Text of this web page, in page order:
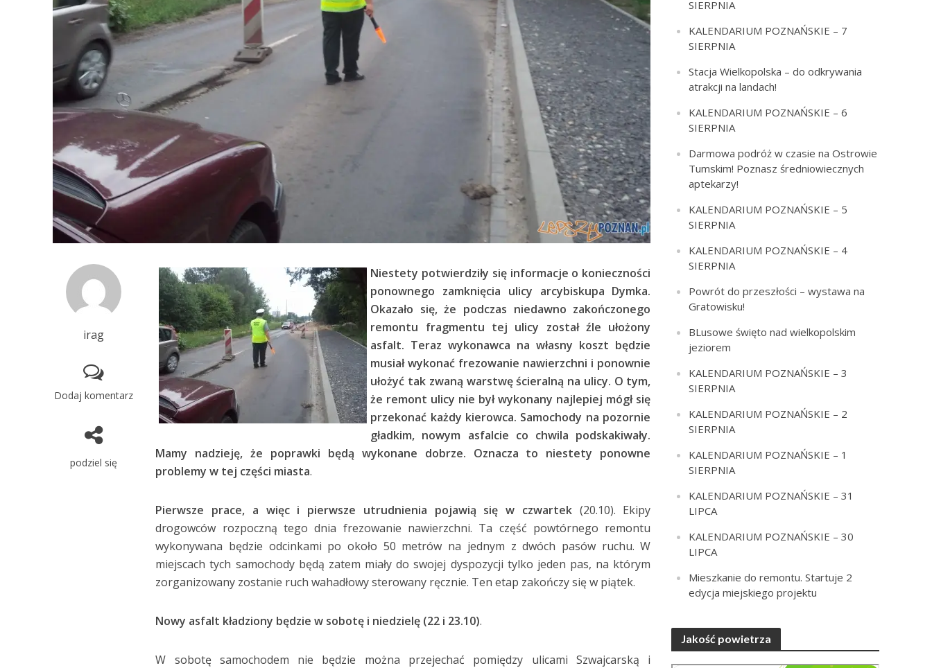
irag
Dodaj komentarz
podziel się
Niestety potwierdziły się informacje o konieczności
ponownego zamknięcia ulicy arcybiskupa Dymka.
Okazało się, że podczas niedawno zakończonego
remontu fragmentu tej ulicy został źle ułożony
asfalt. Teraz wykonawca na własny koszt będzie
musiał wykonać frezowanie nawierzchni i ponownie
ułożyć tak zwaną warstwę ścieralną na ulicy. O tym,
że remont ulicy nie był wykonany najlepiej mógł się
przekonać każdy kierowca. Samochody na pozornie
gładkim, nowym asfalcie co chwila podskakiwały.
Mamy nadzieję, że poprawki będą wykonane dobrze. Oznacza to niestety ponowne
problemy w tej części miasta.
Pierwsze prace, a więc i pierwsze utrudnienia pojawią się w czwartek(20.10). Ekipy
drogowców rozpoczną tego dnia frezowanie nawierzchni. Ta część powtórnego remontu
wykonywana będzie odcinkami po około 50 metrów na jednym z dwóch pasów ruchu. W
miejscach tych samochody będą zatem miały do swojej dyspozycji tylko jeden pas, na którym
zorganizowany zostanie ruch wahadłowy sterowany ręcznie. Ten etap zakończy się w piątek.
Nowy asfalt kładziony będzie w sobotę i niedzielę (22 i 23.10).
W sobotę samochodem nie będzie można przejechać pomiędzy ulicami Szwajcarską i
SIERPNIA
KALENDARIUM POZNAŃSKIE – 7
SIERPNIA
Stacja Wielkopolska – do odkrywania
atrakcji na landach!
KALENDARIUM POZNAŃSKIE – 6
SIERPNIA
Darmowa podróż w czasie na Ostrowie
Tumskim! Poznasz średniowiecznych
aptekarzy!
KALENDARIUM POZNAŃSKIE – 5
SIERPNIA
KALENDARIUM POZNAŃSKIE – 4
SIERPNIA
Powrót do przeszłości – wystawa na
Gratowisku!
BLusowe święto nad wielkopolskim
jeziorem
KALENDARIUM POZNAŃSKIE – 3
SIERPNIA
KALENDARIUM POZNAŃSKIE – 2
SIERPNIA
KALENDARIUM POZNAŃSKIE – 1
SIERPNIA
KALENDARIUM POZNAŃSKIE – 31
LIPCA
KALENDARIUM POZNAŃSKIE – 30
LIPCA
Mieszkanie do remontu. Startuje 2
edycja miejskiego projektu
Jakość powietrza